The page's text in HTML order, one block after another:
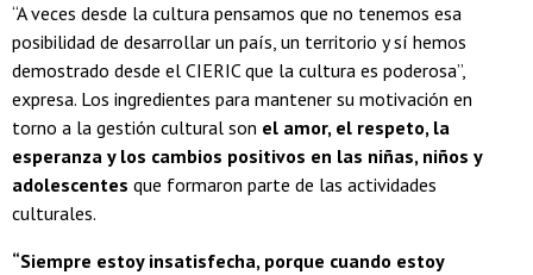
“A veces desde la cultura pensamos que no tenemos esa
posibilidad de desarrollar un país, un territorio y sí hemos
demostrado desde el CIERIC que la cultura es poderosa”,
expresa. Los ingredientes para mantener su motivación en
torno a la gestión cultural son el amor, el respeto, la
esperanza y los cambios positivos en las niñas, niños y
adolescentes que formaron parte de las actividades
culturales.
“Siempre estoy insatisfecha, porque cuando estoy